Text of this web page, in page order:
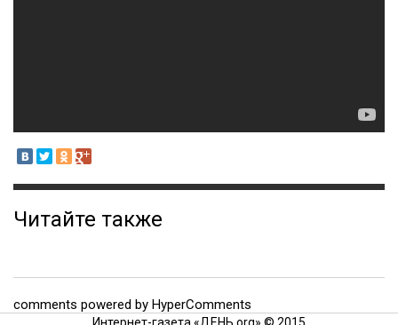
Читайте также
comments powered by HyperComments